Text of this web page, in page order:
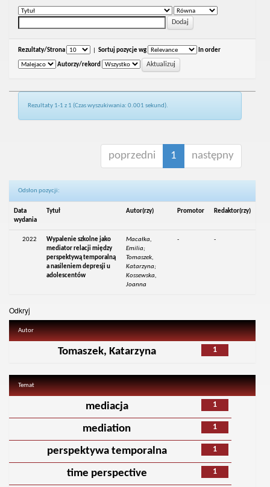
Rezultaty/Strona Sortuj pozycje wg In order
Autorzy/rekord
Rezultaty 1-1 z 1 (Czas wyszukiwania: 0.001 sekund).
poprzedni 1 następny
Odsłon pozycji:
Data
wydania
Tytuł Autor(rzy) Promotor Redaktor(rzy)
2022
Wypalenie szkolne jako
mediator relacji między
perspektywą temporalną
a nasileniem depresji u
adolescentów
Macałka,
Emilia;
Tomaszek,
Katarzyna;
Kossewska,
Joanna
- -
Odkryj
Autor
1
Tomaszek, Katarzyna
Temat
1
mediacja
1
mediation
1
perspektywa temporalna
1
time perspective